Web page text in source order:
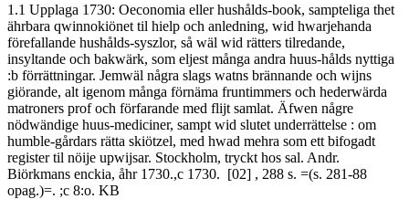
1.1 Upplaga 1730: Oeconomia eller hushålds-book, sampteliga thet
ährbara qwinnokiönet til hielp och anledning, wid hwarjehanda
förefallande hushålds-syszlor, så wäl wid rätters tilredande,
insyltande och bakwärk, som eljest många andra huus-hålds nyttiga
:b förrättningar. Jemwäl några slags watns brännande och wijns
giörande, alt igenom många förnäma fruntimmers och hederwärda
matroners prof och förfarande med flijt samlat. Äfwen någre
nödwändige huus-mediciner, sampt wid slutet underrättelse : om
humble-gårdars rätta skiötzel, med hwad mehra som ett bifogadt
register til nöije upwijsar. Stockholm, tryckt hos sal. Andr.
Biörkmans enckia, åhr 1730.,c 1730. [02] , 288 s. =(s. 281-88
opag.)=. ;c 8:o. KB